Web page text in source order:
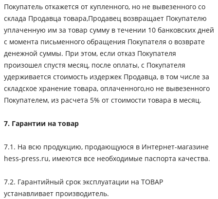
Покупатель откажется от купленного, но не вывезенного со
склада Продавца товара,Продавец возвращает Покупателю
уплаченную им за товар сумму в течении 10 банковских дней
с момента письменного обращения Покупателя о возврате
денежной суммы. При этом, если отказ Покупателя
произошел спустя месяц, после оплаты, с Покупателя
удерживается стоимость издержек Продавца, в том числе за
складское хранение товара, оплаченного,но не вывезенного
Покупателем, из расчета 5% от стоимости товара в месяц.
7. Гарантии на товар
7.1. На всю продукцию, продающуюся в Интернет-магазине
hess-press.ru, имеются все необходимые паспорта качества.
7.2. Гарантийный срок эксплуатации на ТОВАР
устанавливает производитель.